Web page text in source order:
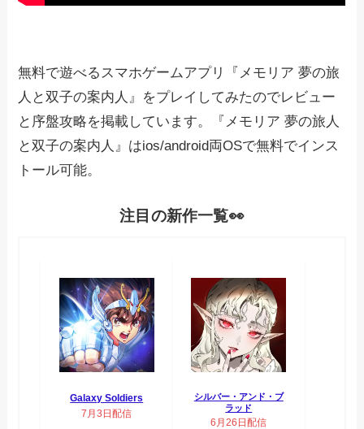
無料で遊べるスマホゲームアプリ『メモリア 夢の旅
人と双子の案内人』をプレイしてみたのでレビュー
と序盤攻略を掲載しています。『メモリア 夢の旅人
と双子の案内人』はios/android両OSで無料でインス
トール可能。
注目の新作一覧👀
Galaxy Soldiers
7月3日配信
シルバー・アンド・ブ
ラッド
6月26日配信